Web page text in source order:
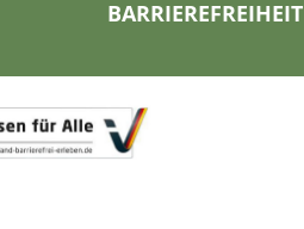
BARRIEREFREIHEIT